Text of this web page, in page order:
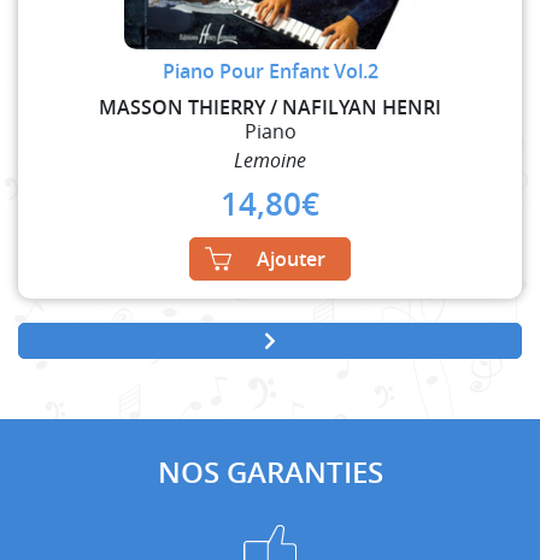
Piano Pour Enfant Vol.2
MASSON THIERRY / NAFILYAN HENRI
Piano
Lemoine
14,80€
Ajouter
NOS GARANTIES